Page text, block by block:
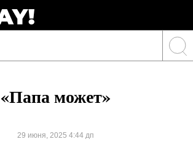
«Папа может»
29 июня, 2025 4:44 дп